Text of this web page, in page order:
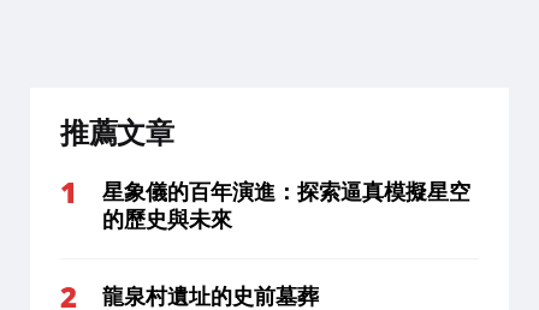
推薦文章
星象儀的百年演進：探索逼真模擬星空
的歷史與未來
龍泉村遺址的史前墓葬